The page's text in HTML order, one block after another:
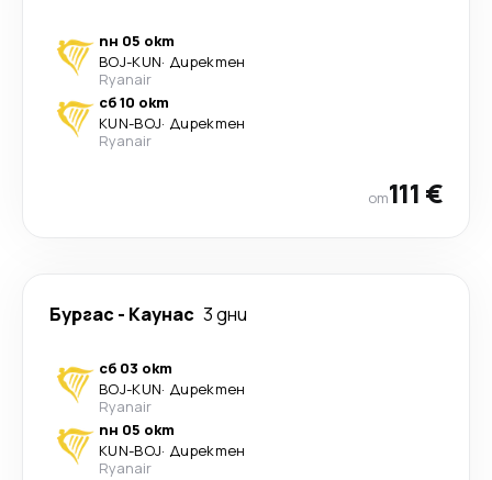
пн 05 окт
BOJ-KUN· Директен
Ryanair
сб 10 окт
KUN-BOJ· Директен
Ryanair
от111 €
Бургас - Каунас 3 дни
сб 03 окт
BOJ-KUN· Директен
Ryanair
пн 05 окт
KUN-BOJ· Директен
Ryanair